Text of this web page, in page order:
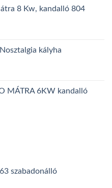
8 Kw, kandalló 804
kályha
MÁTRA 6KW kandalló
szabadonálló